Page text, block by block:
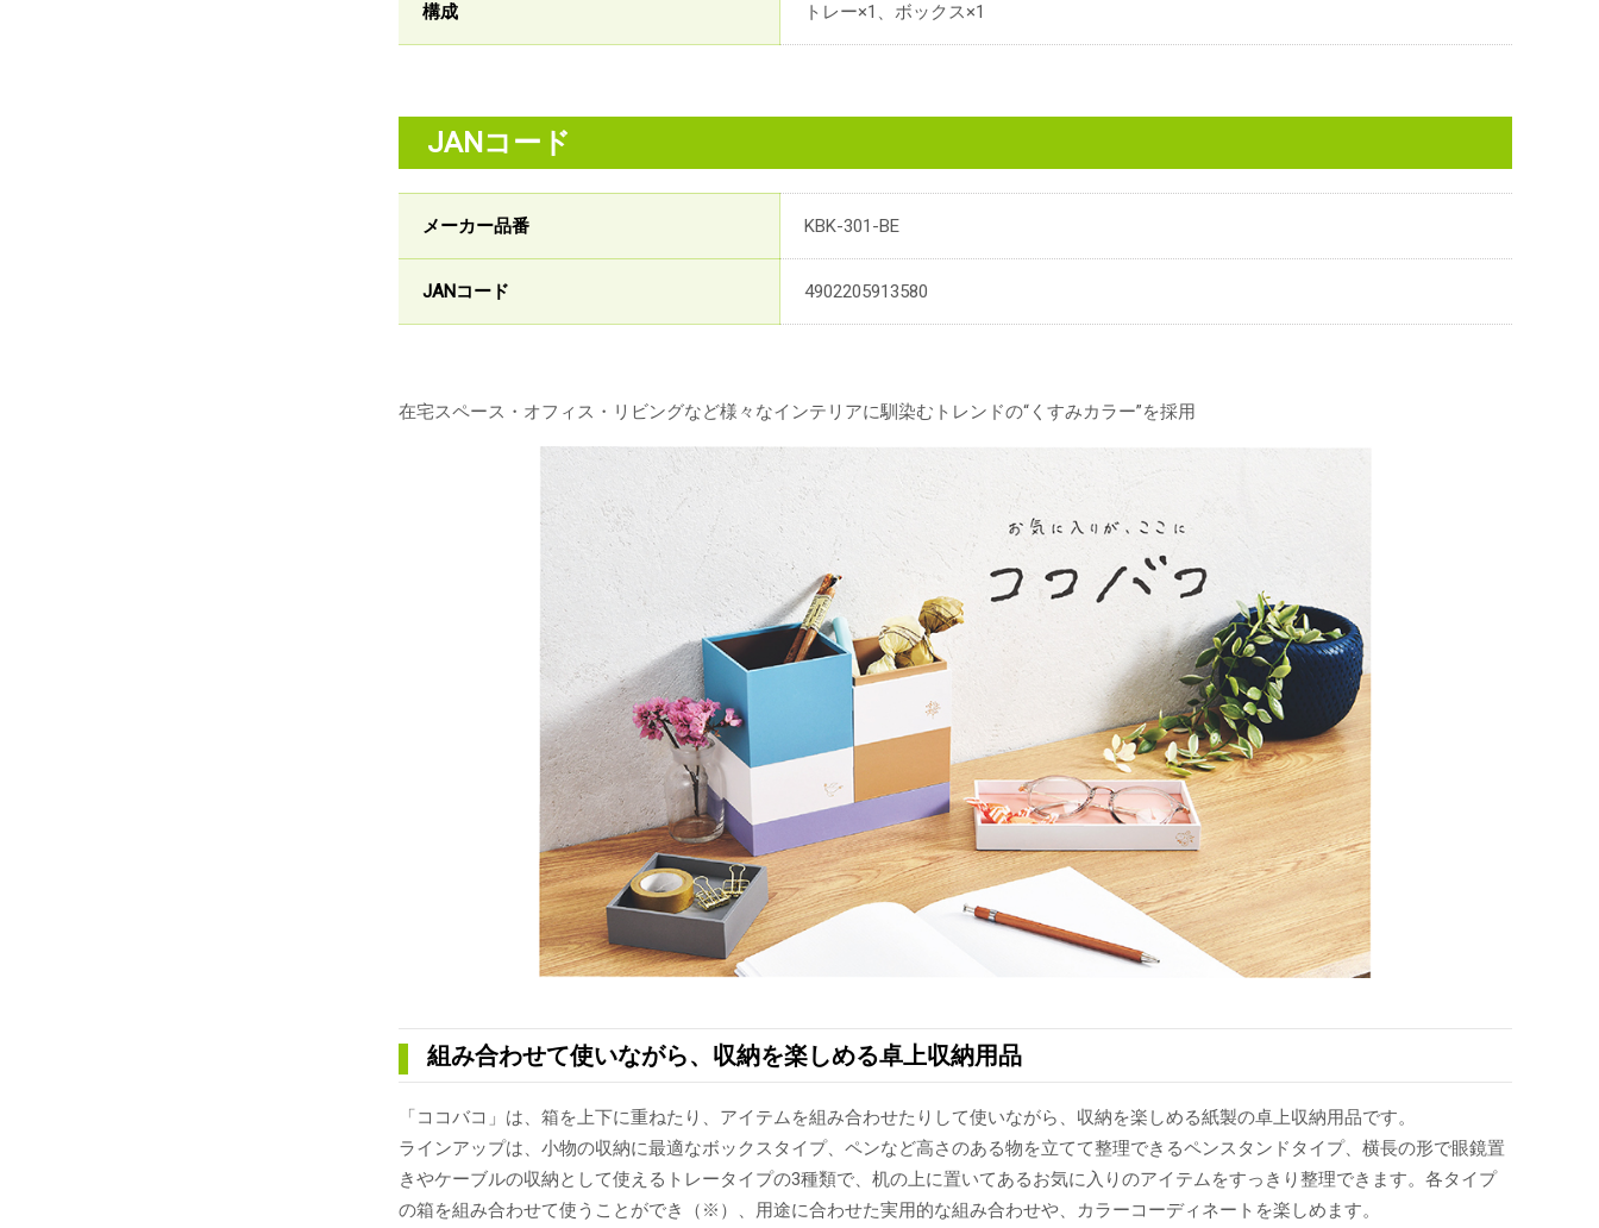
構成 トレー×1、ボックス×1
JANコード
メーカー品番 KBK-301-BE
JANコード 4902205913580
在宅スペース・オフィス・リビングなど様々なインテリアに馴染むトレンドの“くすみカラー”を採用
組み合わせて使いながら、収納を楽しめる卓上収納用品
「ココバコ」は、箱を上下に重ねたり、アイテムを組み合わせたりして使いながら、収納を楽しめる紙製の卓上収納用品です。
ラインアップは、小物の収納に最適なボックスタイプ、ペンなど高さのある物を立てて整理できるペンスタンドタイプ、横長の形で眼鏡置
きやケーブルの収納として使えるトレータイプの3種類で、机の上に置いてあるお気に入りのアイテムをすっきり整理できます。各タイプ
の箱を組み合わせて使うことができ（※）、用途に合わせた実用的な組み合わせや、カラーコーディネートを楽しめます。